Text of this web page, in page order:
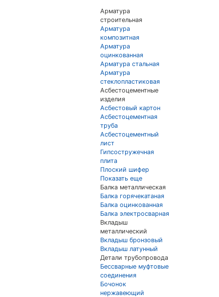
Арматура
строительная
Арматура
композитная
Арматура
оцинкованная
Арматура стальная
Арматура
стеклопластиковая
Асбестоцементные
изделия
Асбестовый картон
Асбестоцементная
труба
Асбестоцементный
лист
Гипсостружечная
плита
Плоский шифер
Показать еще
Балка металлическая
Балка горячекатаная
Балка оцинкованная
Балка электросварная
Вкладыш
металлический
Вкладыш бронзовый
Вкладыш латунный
Детали трубопровода
Бессварные муфтовые
соединения
Бочонок
нержавеющий